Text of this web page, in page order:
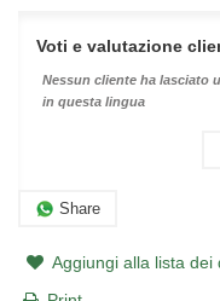
Voti e valutazione
Nessun cliente ha lasciato
in questa lingua
Share
Aggiungi alla lista dei